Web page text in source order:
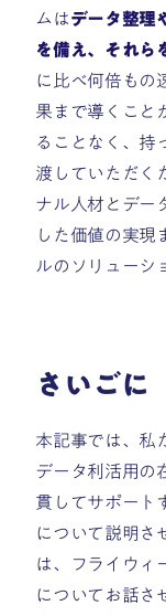
ムはデータ整理
を備え、それら
に比べ何倍もの
果まで導くこと
ることなく、持
渡していただく
ナル人材とデー
した価値の実現
ルのソリューシ
さいごに
本記事では、私
データ利活用の
貫してサポート
について説明さ
は、フライウィ
についてお話さ